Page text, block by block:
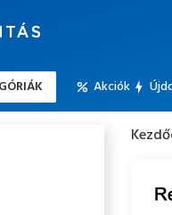
Akciók